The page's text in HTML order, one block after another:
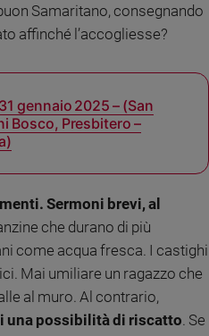
Samaritano, consegnando
affinché l’accogliesse?
gennaio 2025 – (San
Bosco, Presbitero –
Sermoni brevi, al
che durano di più
come acqua fresca. I castighi
Mai umiliare un ragazzo che
al muro. Al contrario,
una possibilità di riscatto . Se